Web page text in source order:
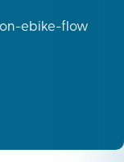
ebike-flow